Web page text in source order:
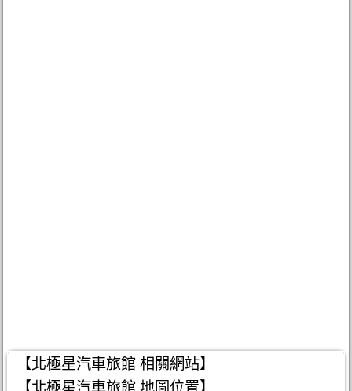
【北極星汽車旅館 相關網站】
【北極星汽車旅館 地圖位置】